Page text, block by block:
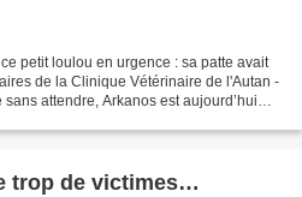
petit loulou en urgence : sa patte avait
de la Clinique Vétérinaire de l'Autan -
attendre, Arkanos est aujourd’hui
trop de victimes…